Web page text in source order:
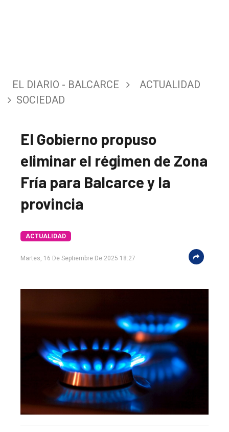
DIARIO
Inicio
Tendencia
EL DIARIO - BALCARCE
ACTUALIDAD
SOCIEDAD
El Gobierno propuso
eliminar el régimen de Zona
Fría para Balcarce y la
provincia
ACTUALIDAD
Martes, 16 De Septiembre De 2025 18:27